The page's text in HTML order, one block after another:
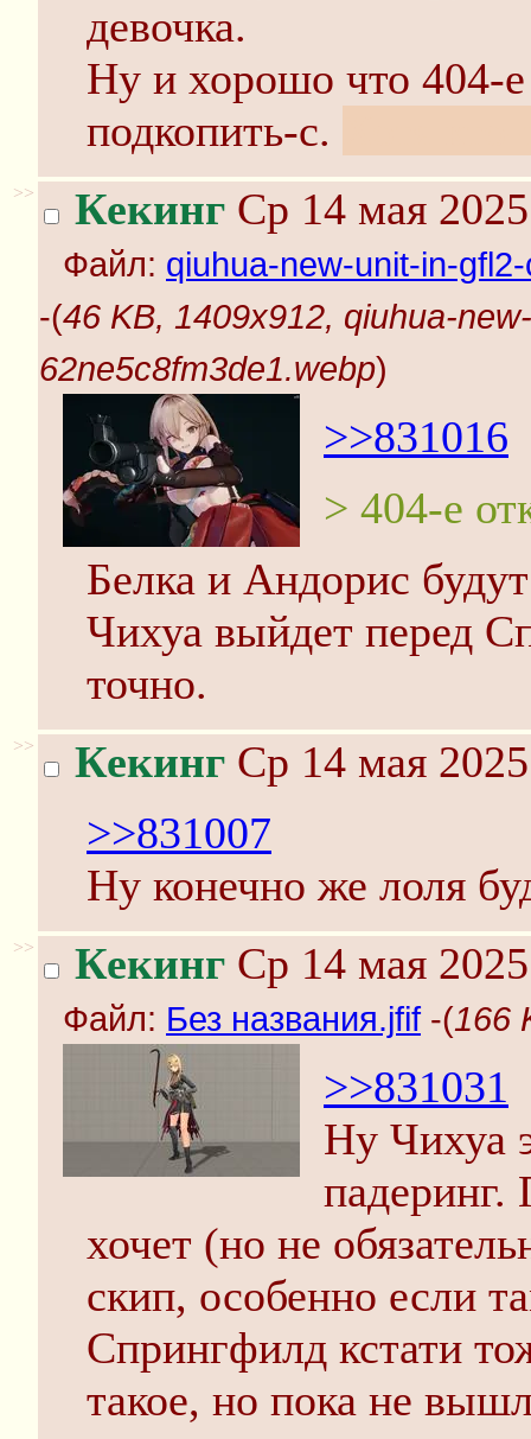
девочка.
Ну и хорошо что 404-
подкопить-с.
>> Кекинг Ср 14 мая
Файл: qiuhua-new-unit-in-
-(46 KB, 1409x912, qiuhua-
62ne5c8fm3de1.webp)
>>831016
> 404-е
Белка и Андорис
Чихуа выйдет перед
точно.
>> Кекинг Ср 14 мая
>>831007
Ну конечно же лоля
>> Кекинг Ср 14 мая
Файл: Без названия.jfif -(166
>>831031
Ну Чихуа
хочет (но не
скип, особенно если
Спрингфилд кстати
такое, но пока не